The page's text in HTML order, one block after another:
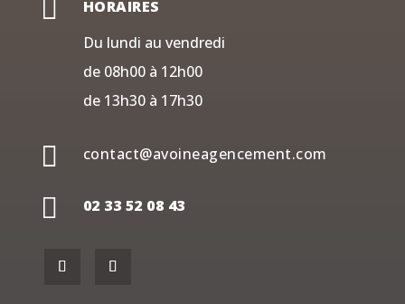

HORAIRES
Du lundi au vendredi
de 08h00 à 12h00
de 13h30 à 17h30
 contact@avoineagencement.com
 02 33 52 08 43